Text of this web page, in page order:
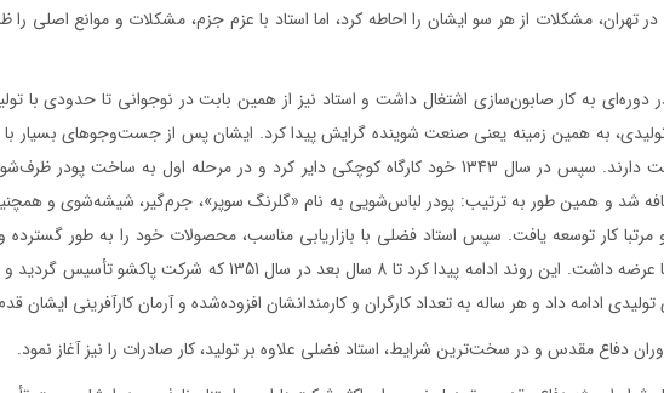
دوره‌ای به کار صابون‌سازی اشتغال داشت و استاد نيز از همين بابت در نوجوانی تا حدودی با توليد
توليدی، به همين زمينه‌ يعنی صنعت شوينده گرايش پيدا کرد. ايشان پس از جست‌وجوهای بسيار
در اين حوزه فعاليت دارند. سپس در سال 1343 خود کارگاه کوچکی داير کرد و در مرحله اول
شد و همین طور به ترتيب: پودر لباس‌شويی به نام «گلرنگ سوپر»، جرم‌گير، شيشه‌شوی و
مرتبا کار توسعه یافت. سپس استاد فضلی با بازاريابی مناسب، محصولات خود را به طور گسترده
هتل‌ها و سازمان‌ها عرضه داشت. اين روند ادامه پیدا کرد تا 8 سال بعد
ادامه داد و هر ساله به تعداد کارگران و کارمندانشان افزوده‌شده و آرمان کارآفرينی
دفاع مقدس و در سخت‌ترين شرايط، استاد فضلی علاوه بر توليد، کار صادرات را نيز آغاز نمود.